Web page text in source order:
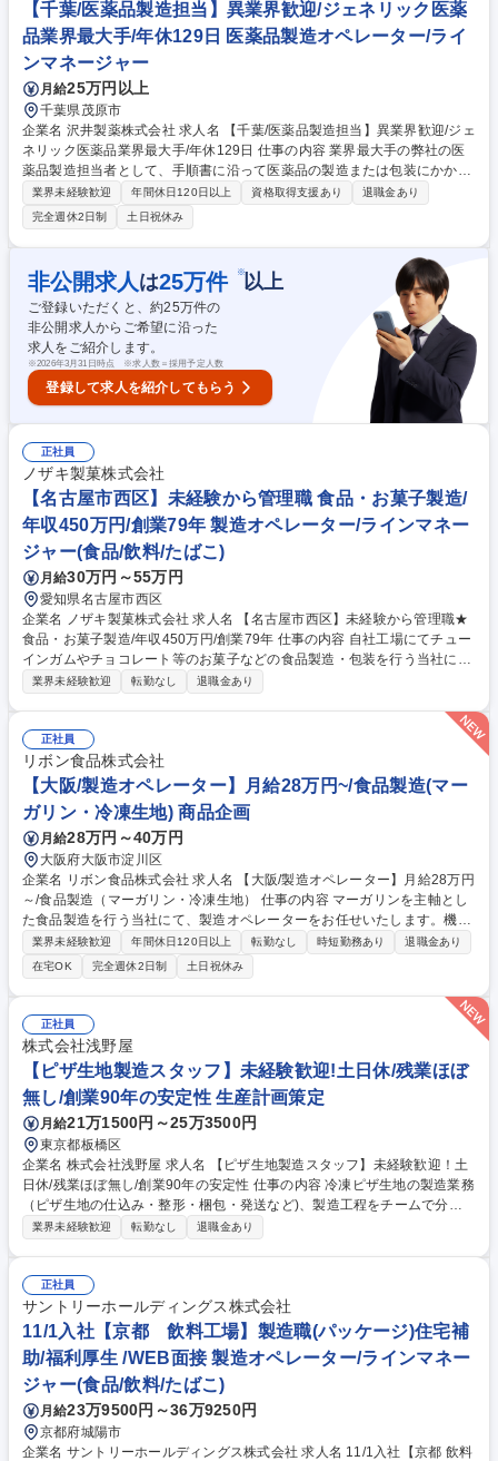
【千葉/医薬品製造担当】異業界歓迎/ジェネリック医薬
品業界最大手/年休129日 医薬品製造オペレーター/ライ
ンマネージャー
月給25万円以上
千葉県茂原市
企業名 沢井製薬株式会社 求人名 【千葉/医薬品製造担当】異業界歓迎/ジェ
ネリック医薬品業界最大手/年休129日 仕事の内容 業界最大手の弊社の医
薬品製造担当者として、手順書に沿って医薬品の製造または包装にかかわ
る機械操作をお願いします。クリーンルーム内での作業となり、衛生的な
環境でお仕事していただけます。 【入社後について】 入社後は約半年に
わたり研修を実施します。入社前の段階では専門的な知識は不要です。医
薬品製造を通じて社会貢献したいという意欲のある方はぜひご応募くださ
い！ 【採用背景】事業拡大・生産量増加に伴い人員強化 募集職種 【千葉/
医薬品製造担当】異業界歓迎/ジェネリック医薬品業界最大手/年休129日
業界未経験歓迎 年間休日120日以上 資格取得支援あり
退職金あり
完全週休2日制
土日祝休み
非公開求人 は25万件 ※以上
ご登録いただくと、約25万件の
非公開求人からご希望に沿った
求人をご紹介します。
※2026年3月31日時点 ※求人数＝採用予定人数
登録して求人を紹介してもらう
正社員
ノザキ製菓株式会社
【名古屋市西区】未経験から管理職 食品・お菓子製造/
年収450万円/創業79年 製造オペレーター/ラインマネー
ジャー(食品/飲料/たばこ)
月給30万円～55万円
愛知県名古屋市西区
企業名 ノザキ製菓株式会社 求人名 【名古屋市西区】未経験から管理職★
食品・お菓子製造/年収450万円/創業79年 仕事の内容 自社工場にてチュー
インガムやチョコレート等のお菓子などの食品製造・包装を行う当社に
て、工場の製造工程管理をお任せいたします。生産管理・品質管理業務全
～包装）の進捗管理・監督 ■現場スタッフ（パート社員等）への作業指
導・シフト管理 ■衛生管理の徹底および品質チェック■製造ラインの効率
化に向けた改善提案 【入社後の流れ】最初の3ヶ月は各工程を実体験し、
商品知識や設備の仕組みを習得。その後、段階的に管理業務の幅を広げて
いただきます。将来は工場全体のマネジメントを担う「工場長候補」とし
ての活躍を期待するポジションです。 募集職種 【名古屋市西区】未経験
から管理職★食品・お菓子製造/年収450万円/創業79年
業界未経験歓迎 転勤なし 退職金あり
正社員
リボン食品株式会社
【大阪/製造オペレーター】月給28万円~/食品製造(マー
ガリン・冷凍生地) 商品企画
月給28万円～40万円
大阪府大阪市淀川区
企業名 リボン食品株式会社 求人名 【大阪/製造オペレーター】月給28万円
～/食品製造（マーガリン・冷凍生地） 仕事の内容 マーガリンを主軸とし
た食品製造を行う当社にて、製造オペレーターをお任せいたします。機械
操作と品質管理を通じて、製品の安定生産を支える重要な役割を担ってい
ただきます。 ■製造ラインのオペレーション・管理 マーガリンおよび冷凍
パイ生地製造の機械運用・監視、製品品質チェック ■包装ラインの機械オ
ペレーション 製品の梱包・パッケージング業務の指示出しおよび品質管理
■日報作成・原料準備・翌日以降の製造計画サポート ■製造機械の定期ク
リーニングと部品の分解・洗浄 募集職種 【大阪/製造オペレーター】月給
28万円～/食品製造（マーガリン・冷凍生地）
業界未経験歓迎 年間休日120日以上 転勤なし 時短勤務あり
退職金あり
在宅OK
完全週休2日制 土日祝休み
正社員
株式会社浅野屋
【ピザ生地製造スタッフ】未経験歓迎!土日休/残業ほぼ
無し/創業90年の安定性 生産計画策定
月給21万1500円～25万3500円
東京都板橋区
企業名 株式会社浅野屋 求人名 【ピザ生地製造スタッフ】未経験歓迎！土
日休/残業ほぼ無し/創業90年の安定性 仕事の内容 冷凍ピザ生地の製造業務
（ピザ生地の仕込み・整形・梱包・発送など)、製造工程をチームで分担
して行います。1か月ほどで仕事に慣れられるので、食品製造が初めての
ルをトラックへ積み込み■仕込み（小麦粉、塩、水などを機械に投入）■成
形（形を整えてビニールで包装）■冷凍（生地を段ボール箱に入れて冷凍
庫で保管） ※立ち仕事／業務に25kgの小麦粉袋、16kgの段ボール等の持
ち運び作業が含まれています。※製造ラインは常温の環境下となります。
募集職種 【ピザ生地製造スタッフ】未経験歓迎！土日休/残業ほぼ無し/創
業90年の安定性
業界未経験歓迎 転勤なし 退職金あり
正社員
サントリーホールディングス株式会社
11/1入社【京都 飲料工場】製造職(パッケージ)住宅補
助/福利厚生 /WEB面接 製造オペレーター/ラインマネー
ジャー(食品/飲料/たばこ)
月給23万9500円～36万9250円
京都府城陽市
企業名 サントリーホールディングス株式会社 求人名 11/1入社【京都 飲料